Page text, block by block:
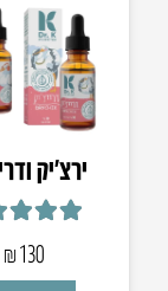
ירצ’יק
₪130